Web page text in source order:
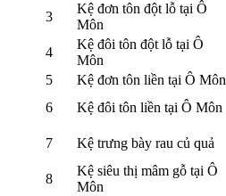
3
Kệ đơn tôn đột lỗ tại Ô
Môn
4
Kệ đôi tôn đột lỗ tại Ô
Môn
5
Kệ đơn tôn liền tại Ô Môn
6
Kệ đôi tôn liền tại Ô Môn
7
Kệ trưng bày rau củ quả
8
Kệ siêu thị mâm gỗ tại Ô
Môn